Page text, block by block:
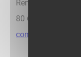
Renseignements
80 60 44 70 et sur
communaux